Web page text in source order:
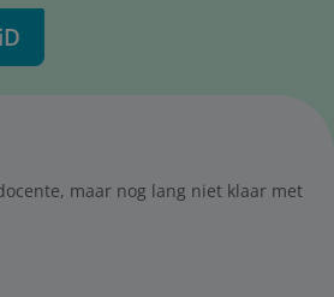
maar nog lang niet klaar met